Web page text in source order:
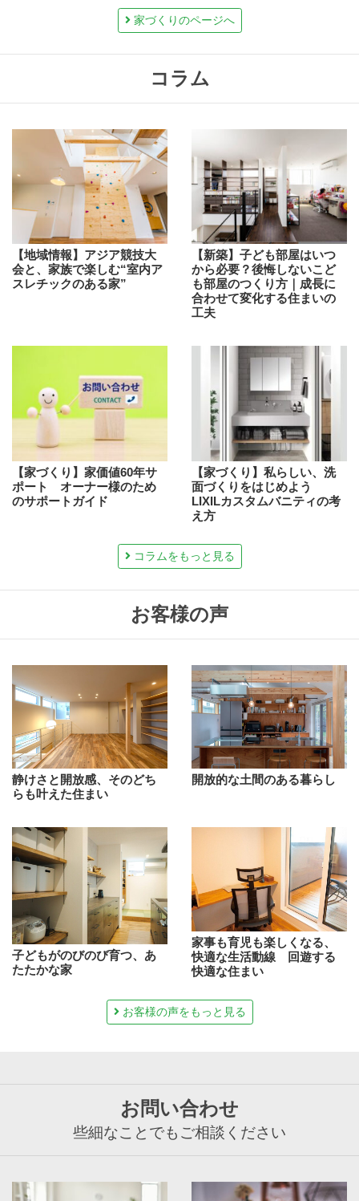
家づくりのページへ
コラム
【地域情報】アジア競技大
会と、家族で楽しむ“室内ア
スレチックのある家”
【新築】子ども部屋はいつ
から必要？後悔しないこど
も部屋のつくり方｜成長に
合わせて変化する住まいの
工夫
【家づくり】家価値60年サ
ポート オーナー様のため
のサポートガイド
【家づくり】私らしい、洗
面づくりをはじめよう
LIXILカスタムバニティの考
え方
コラムをもっと見る
お客様の声
静けさと開放感、そのどち
らも叶えた住まい
開放的な土間のある暮らし
子どもがのびのび育つ、あ
たたかな家
家事も育児も楽しくなる、
快適な生活動線 回遊する
快適な住まい
お客様の声をもっと見る
お問い合わせ
些細なことでもご相談ください